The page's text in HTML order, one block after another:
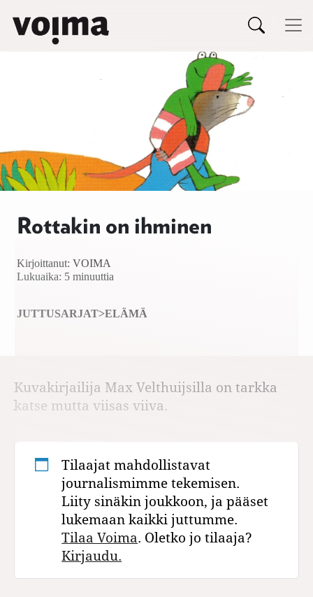
Siirry sisältöön
Päävalikko
Rottakin on ihminen
Kirjoittanut: VOIMA
Lukuaika: 5 minuuttia
JUTTUSARJAT>ELÄMÄ
Kuvakirjailija Max Velthuijsilla on tarkka
katse mutta viisas viiva.
Tilaajat mahdollistavat
journalismimme tekemisen.
Liity sinäkin joukkoon, ja pääset
lukemaan kaikki juttumme.
Tilaa Voima. Oletko jo tilaaja?
Kirjaudu.